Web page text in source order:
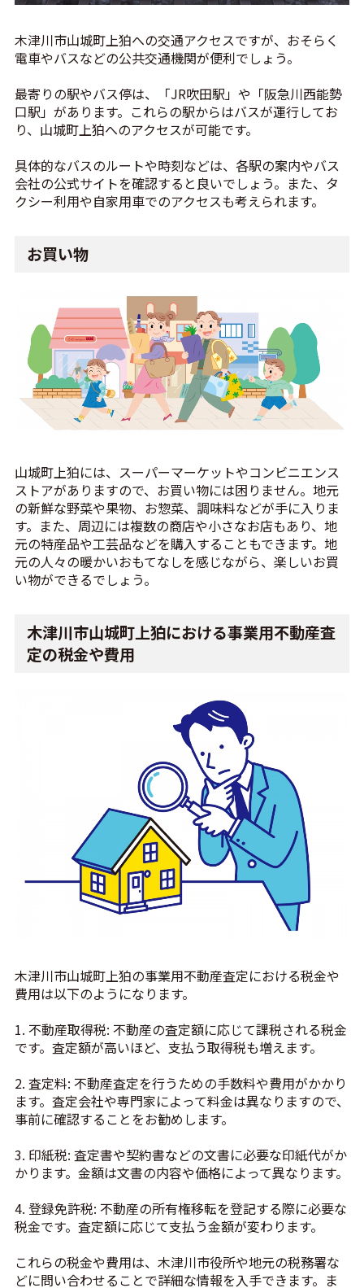
木津川市山城町上狛への交通アクセスですが、おそらく
電車やバスなどの公共交通機関が便利でしょう。
最寄りの駅やバス停は、「JR吹田駅」や「阪急川西能勢
口駅」があります。これらの駅からはバスが運行してお
り、山城町上狛へのアクセスが可能です。
具体的なバスのルートや時刻などは、各駅の案内やバス
会社の公式サイトを確認すると良いでしょう。また、タ
クシー利用や自家用車でのアクセスも考えられます。
お買い物
山城町上狛には、スーパーマーケットやコンビニエンス
ストアがありますので、お買い物には困りません。地元
の新鮮な野菜や果物、お惣菜、調味料などが手に入りま
す。また、周辺には複数の商店や小さなお店もあり、地
元の特産品や工芸品などを購入することもできます。地
元の人々の暖かいおもてなしを感じながら、楽しいお買
い物ができるでしょう。
木津川市山城町上狛における事業用不動産査
定の税金や費用
木津川市山城町上狛の事業用不動産査定における税金や
費用は以下のようになります。
1. 不動産取得税: 不動産の査定額に応じて課税される税金
です。査定額が高いほど、支払う取得税も増えます。
2. 査定料: 不動産査定を行うための手数料や費用がかかり
ます。査定会社や専門家によって料金は異なりますので、
事前に確認することをお勧めします。
3. 印紙税: 査定書や契約書などの文書に必要な印紙代がか
かります。金額は文書の内容や価格によって異なります。
4. 登録免許税: 不動産の所有権移転を登記する際に必要な
税金です。査定額に応じて支払う金額が変わります。
これらの税金や費用は、木津川市役所や地元の税務署な
どに問い合わせることで詳細な情報を入手できます。ま